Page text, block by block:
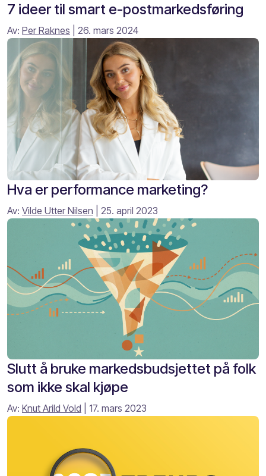
7 ideer til smart e-postmarkedsføring
Av: Per Raknes | 26. mars 2024
Hva er performance marketing?
Av: Vilde Utter Nilsen | 25. april 2023
Slutt å bruke markedsbudsjettet på folk
som ikke skal kjøpe
Av: Knut Arild Vold | 17. mars 2023